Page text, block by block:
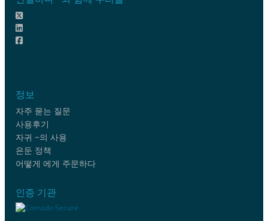
정보
자주 묻는 질문
사용후기
자귀 ~의 사용
은둔 정책
어떻게 에게 주문하다
인증 기관